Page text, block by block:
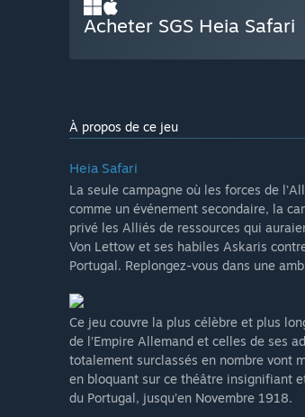
Acheter SGS Heia Safari
À propos de ce jeu
Heia Safari
La seule campagne où les forces de
comme un événement secondaire, la
privé les Alliés de ressources qui
Von Lettow et ses habiles Askaris
Portugal. Replongez-vous dans une
Ce jeu couvre la plus célèbre et plus
de l’Empire Allemand et celles de ses
totalement surclassés en nombre vont
en bloquant sur ce théâtre insignifiant
du Portugal, jusqu’en Novembre 1918.